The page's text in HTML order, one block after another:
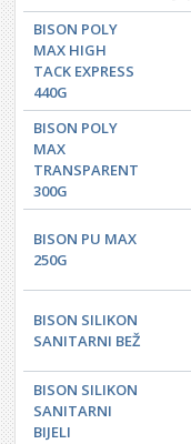
BISON POLY
MAX HIGH
TACK EXPRESS
440G
BISON POLY
MAX
TRANSPARENT
300G
BISON PU MAX
250G
BISON SILIKON
SANITARNI BEŽ
BISON SILIKON
SANITARNI
BIJELI